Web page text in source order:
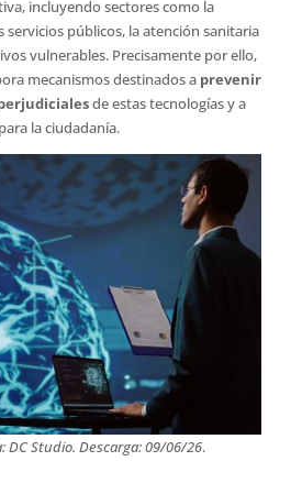
incluyendo sectores como la
servicios públicos, la atención sanitaria
vulnerables. Precisamente por ello,
mecanismos destinados a prevenir
de estas tecnologías y a
la ciudadanía.
Studio. Descarga: 09/06/26.